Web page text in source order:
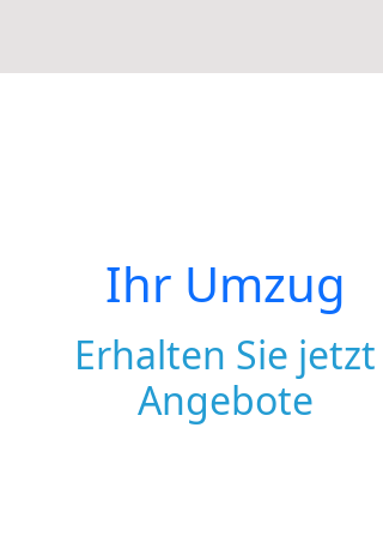
Ihr Umzug
Erhalten Sie jetzt
Angebote